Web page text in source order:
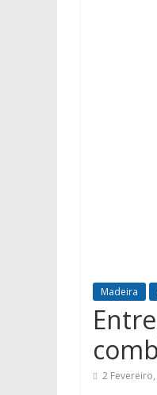
Madeira
2 Fevereiro,